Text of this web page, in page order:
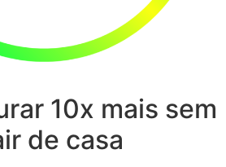
10x mais sem
de casa